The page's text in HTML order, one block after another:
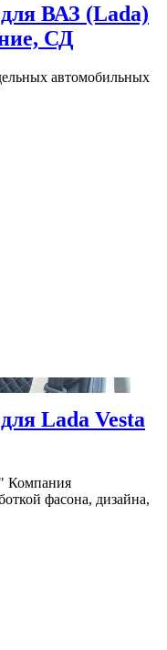
ВАЗ (Lada)
СД
автомобильных
Lada Vesta
Компания
фасона, дизайна,